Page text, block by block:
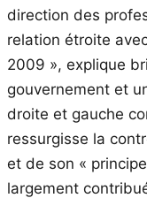
direction des
relation étroite
2009 », explique
gouvernement et
droite et gauche
ressurgisse la
et de son «
largement